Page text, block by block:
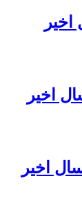
اخیر
اخیر